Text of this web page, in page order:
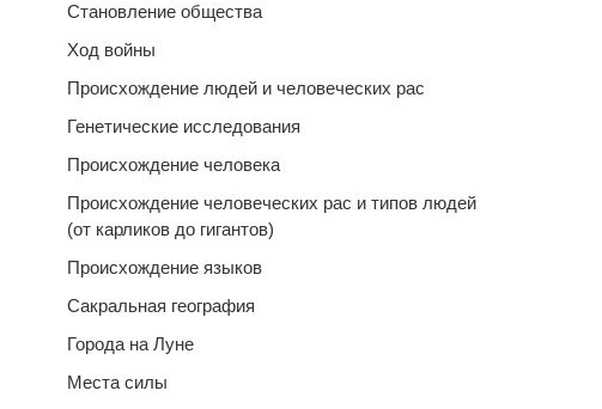
Становление общества
Ход войны
Происхождение людей и человеческих рас
Генетические исследования
Происхождение человека
Происхождение человеческих рас и типов людей
(от карликов до гигантов)
Происхождение языков
Сакральная география
Города на Луне
Места силы